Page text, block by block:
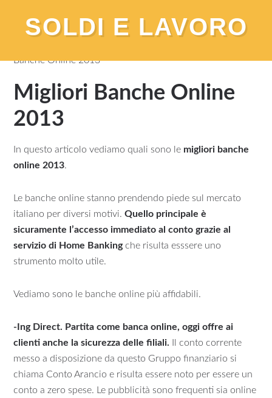
SOLDI E LAVORO
Banche Online 2013
Migliori Banche Online
2013
In questo articolo vediamo quali sono le migliori banche
online 2013.
Le banche online stanno prendendo piede sul mercato
italiano per diversi motivi.Quello principale è
sicuramente l’accesso immediato al conto grazie al
servizio di Home Bankingche risulta esssere uno
strumento molto utile.
Vediamo sono le banche online più affidabili.
-Ing Direct. Partita come banca online, oggi offre ai
clienti anche la sicurezza delle filiali. Il conto corrente
messo a disposizione da questo Gruppo finanziario si
chiama Conto Arancio e risulta essere noto per essere un
conto a zero spese. Le pubblicità sono frequenti sia online